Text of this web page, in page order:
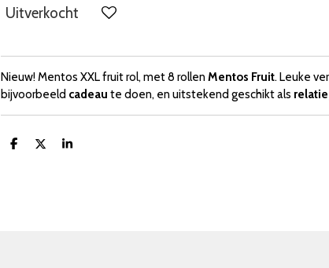
Uitverkocht
Nieuw! Mentos XXL fruit rol, met 8 rollenMentos Fruit. Leuke
bijvoorbeeld cadeau te doen, en uitstekend geschikt als
D
D
S